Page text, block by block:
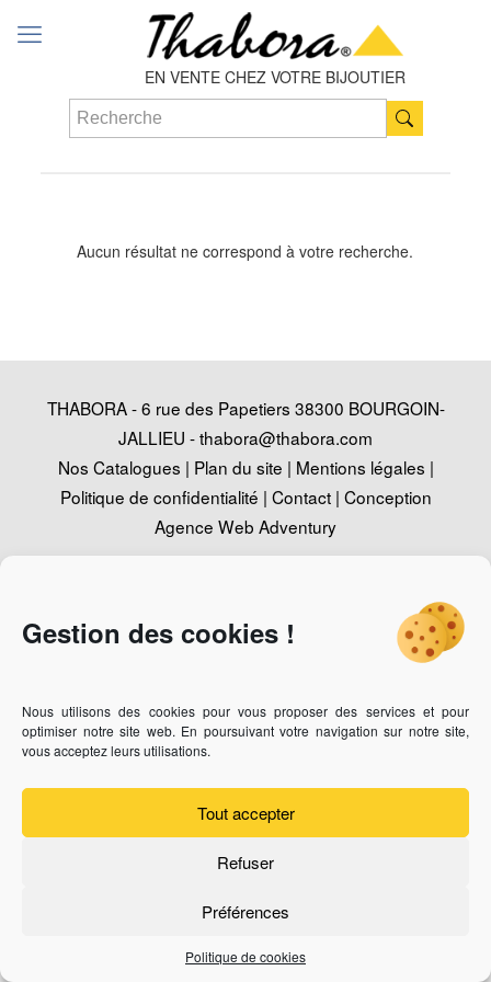
Gestion des cookies !
Nous utilisons des cookies pour vous proposer des services et pour
optimiser notre site web. En poursuivant votre navigation sur notre site,
vous acceptez leurs utilisations.
Tout accepter
Refuser
Préférences
Politique de cookies
EN VENTE CHEZ VOTRE BIJOUTIER
Aucun résultat ne correspond à votre recherche.
THABORA - 6 rue des Papetiers 38300 BOURGOIN-
JALLIEU -thabora@thabora.com
Nos Catalogues | Plan du site | Mentions légales |
Politique de confidentialité | Contact| Conception
Agence Web Adventury
Vous recherchez un revendeur des bijoux Thabora ? Cliquez-
revendeur ?